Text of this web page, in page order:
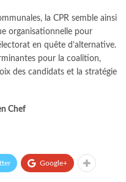
la CPR semble ainsi
organisationnelle pour
en quête d’alternative.
pour la coalition,
des candidats et la stratégie
Chef
Google+